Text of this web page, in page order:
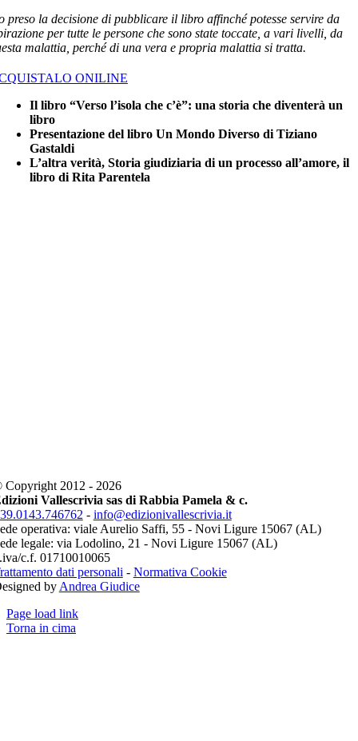
preso la decisione di pubblicare il libro affinché potesse servire da
per tutte le persone che sono state toccate, a vari livelli, da
malattia, perché di una vera e propria malattia si tratta.
ONILINE
Il libro “Verso l’isola che c’è”: una storia che diventerà un
libro
Presentazione del libro Un Mondo Diverso di Tiziano
Gastaldi
L’altra verità, Storia giudiziaria di un processo all’amore, il
libro di Rita Parentela
Copyright 2012 - 2026
Vallescrivia sas di Rabbia Pamela & c.
- info@edizionivallescrivia.it
operativa: viale Aurelio Saffi, 55 - Novi Ligure 15067 (AL)
legale: via Lodolino, 21 - Novi Ligure 15067 (AL)
c.f. 01710010065
dati personali - Normativa Cookie
by Andrea Giudice
Page load link
Torna in cima